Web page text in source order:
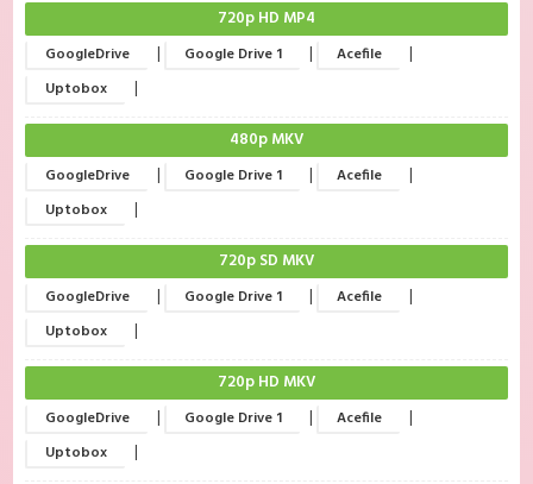
720p HD MP4
GoogleDrive | Google Drive 1 | Acefile |
Uptobox |
480p MKV
GoogleDrive | Google Drive 1 | Acefile |
Uptobox |
720p SD MKV
GoogleDrive | Google Drive 1 | Acefile |
Uptobox |
720p HD MKV
GoogleDrive | Google Drive 1 | Acefile |
Uptobox |